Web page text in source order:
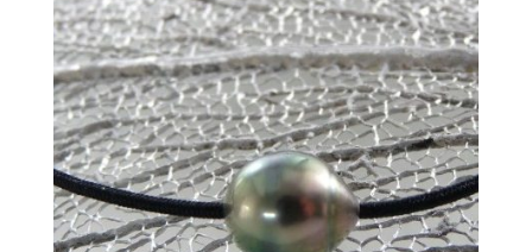
lazuli, oxydes, argent rhodié
69,00€ + AJOUTER